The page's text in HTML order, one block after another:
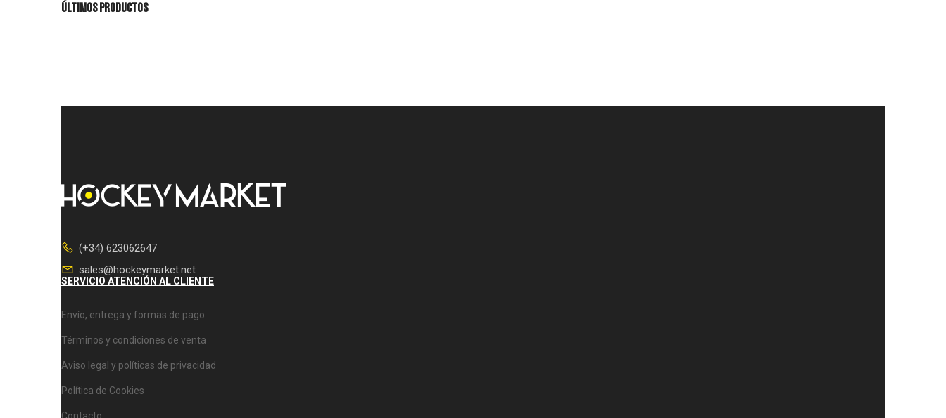
ÚLTIMOS PRODUCTOS
(+34) 623062647
sales@hockeymarket.net
SERVICIO ATENCIÓN AL CLIENTE
Envío, entrega y formas de pago
Términos y condiciones de venta
Aviso legal y políticas de privacidad
Política de Cookies